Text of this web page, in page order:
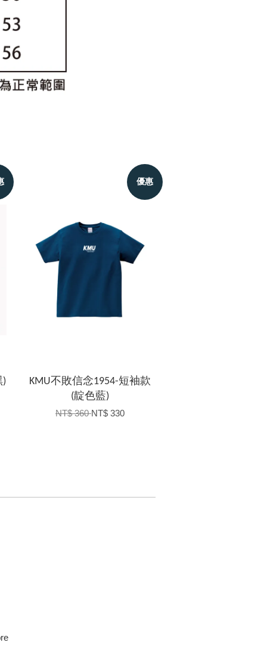
)
優惠
KMU不敗信念1954-短袖款
(靛色藍)
NT$ 360NT$ 330